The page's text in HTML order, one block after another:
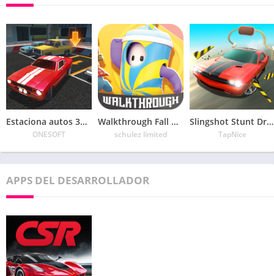
Estaciona autos 3D Pro: conduce autos en la ciudad
ONESOFT
Walkthrough Fall Guys
schulez limited
Slingshot Stunt Driver
TapNice
APPS DEL DESARROLLADOR